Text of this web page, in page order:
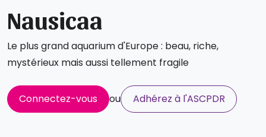
Nausicaa
Le plus grand aquarium d'Europe : beau, riche,
mystérieux mais aussi tellement fragile
Connectez-vous ou Adhérez à l'ASCPDR